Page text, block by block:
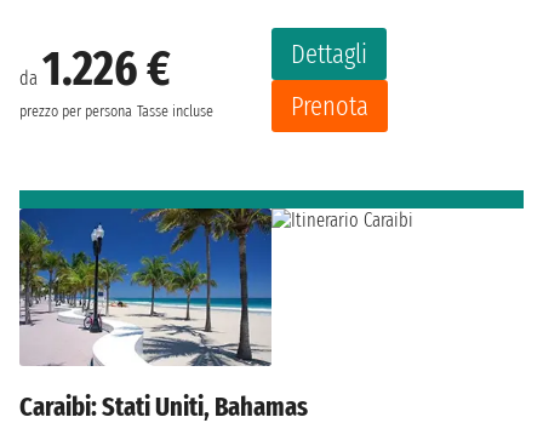
da 1.226 €
prezzo per persona Tasse incluse
Dettagli
Prenota
Caraibi: Stati Uniti, Bahamas